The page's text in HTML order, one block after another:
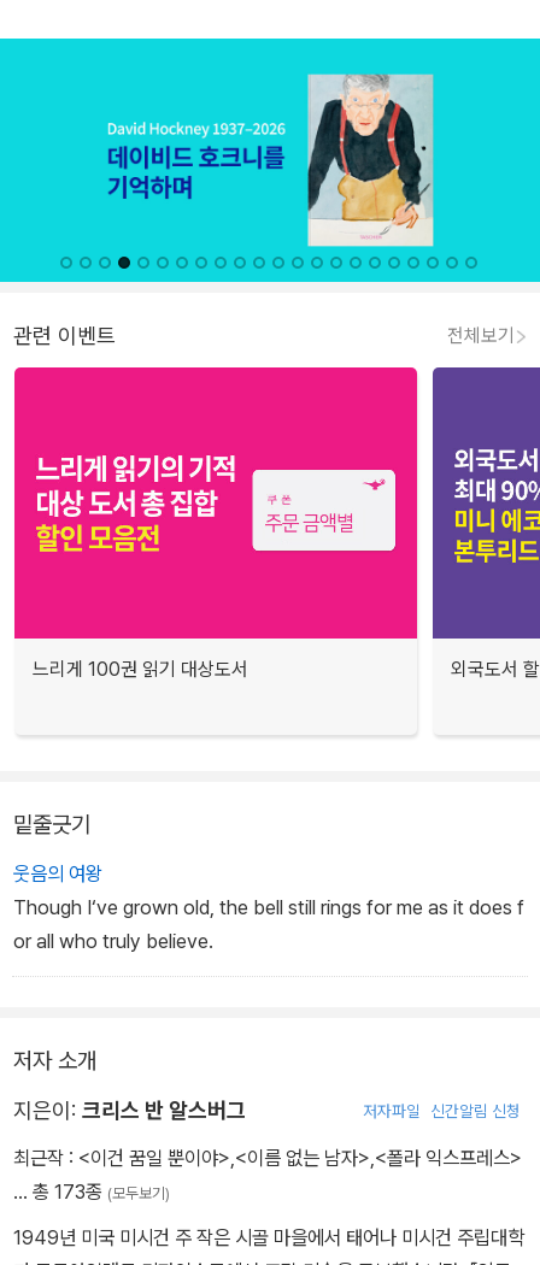
관련 이벤트 전체보기
느리게 100권 읽기 대상도서 외국도서
밑줄긋기
웃음의 여왕
Though I‘ve grown old, the bell still rings for me as it does f
or all who truly believe.
저자 소개
지은이: 크리스 반 알스버그 저자파일 신간알림 신청
최근작 : <이건 꿈일 뿐이야>,<이름 없는 남자>,<폴라 익스프레스>
… 총 173종 (모두보기)
1949년 미국 미시건 주 작은 시골 마을에서 태어나 미시건 주립대학